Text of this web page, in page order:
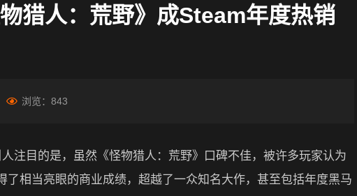
猎人：荒野》成Steam年度热销
浏览： 843
注目的是，虽然《怪物猎人：荒野》口碑不佳，被许多玩家认为
了相当亮眼的商业成绩，超越了一众知名大作，甚至包括年度黑马